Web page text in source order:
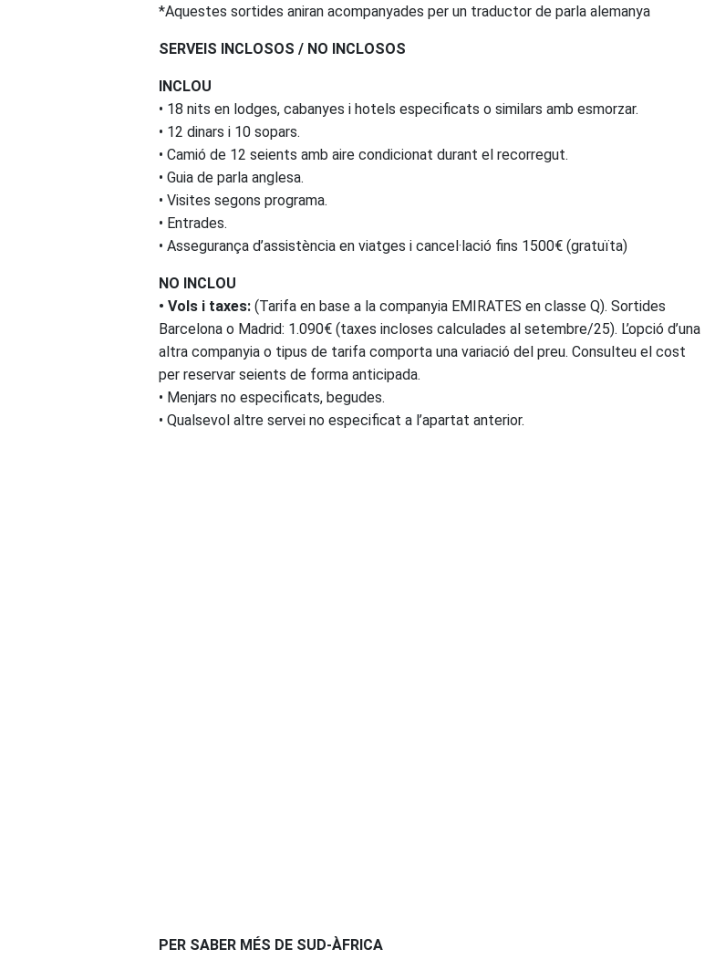
*Aquestes sortides aniran acompanyades per un traductor de parla alemanya
SERVEIS INCLOSOS / NO INCLOSOS
INCLOU
• 18 nits en lodges, cabanyes i hotels especificats o similars amb esmorzar.
• 12 dinars i 10 sopars.
• Camió de 12 seients amb aire condicionat durant el recorregut.
• Guia de parla anglesa.
• Visites segons programa.
• Entrades.
• Assegurança d’assistència en viatges i cancel·lació fins 1500€ (gratuïta)
NO INCLOU
• Vols i taxes: (Tarifa en base a la companyia EMIRATES en classe Q). Sortides
Barcelona o Madrid: 1.090€ (taxes incloses calculades al setembre/25). L’opció d’una
altra companyia o tipus de tarifa comporta una variació del preu. Consulteu el cost
per reservar seients de forma anticipada.
• Menjars no especificats, begudes.
• Qualsevol altre servei no especificat a l’apartat anterior.
PER SABER MÉS DE SUD-ÀFRICA